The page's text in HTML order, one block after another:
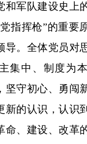
和军队建设史上
指挥枪”的重要
导。全体党员对
集中、制度为
坚守初心、勇闯
新的认识，认识
命、建设、改革